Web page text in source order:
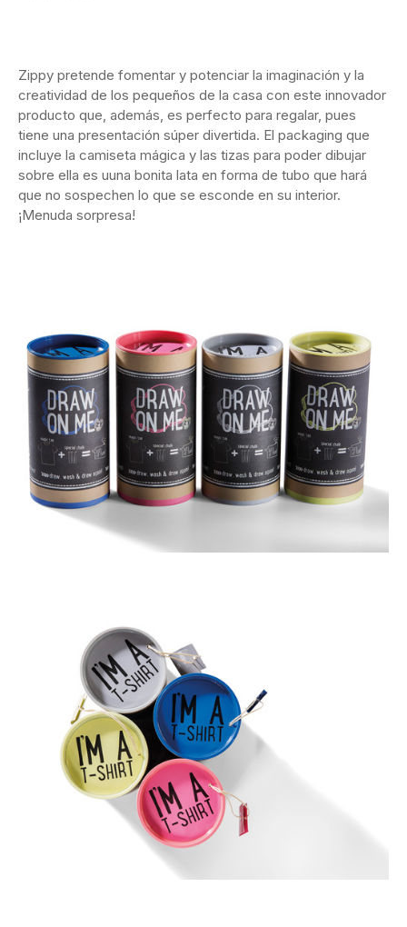
Zippy pretende fomentar y potenciar la imaginación y la
creatividad de los pequeños de la casa con este innovador
producto que, además, es perfecto para regalar, pues
tiene una presentación súper divertida. El packaging que
incluye la camiseta mágica y las tizas para poder dibujar
sobre ella es uuna bonita lata en forma de tubo que hará
que no sospechen lo que se esconde en su interior.
¡Menuda sorpresa!